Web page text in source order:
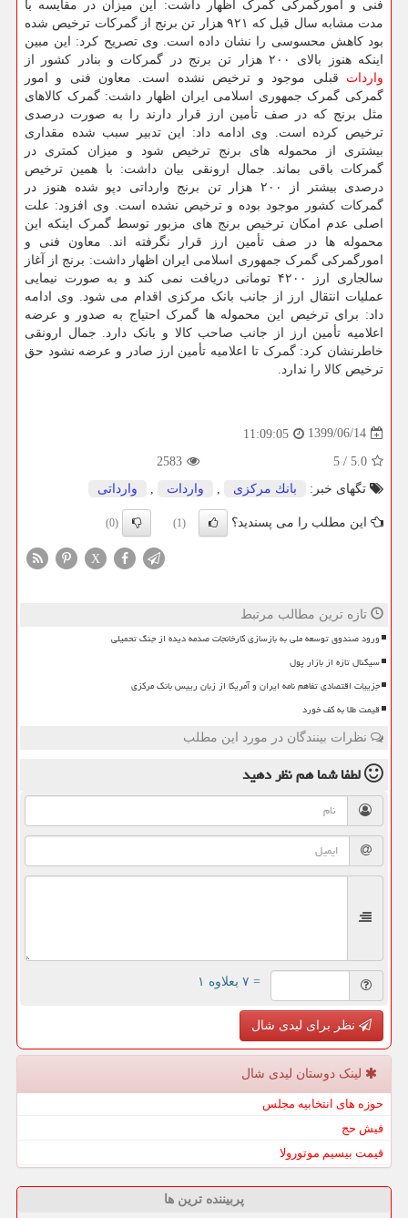
فنی و امورگمرکی گمرک اظهار داشت: این میزان در مقایسه با
مدت مشابه سال قبل که ۹۲۱ هزار تن برنج از گمرکات ترخیص شده
بود کاهش محسوسی را نشان داده است. وی تصریح کرد: این مبین
اینکه هنوز بالای ۲۰۰ هزار تن برنج در گمرکات و بنادر کشور از
واردات قبلی موجود و ترخیص نشده است. معاون فنی و امور
گمرکی گمرک جمهوری اسلامی ایران اظهار داشت: گمرک کالاهای
مثل برنج که در صف تأمین ارز قرار دارند را به صورت درصدی
ترخیص کرده است. وی ادامه داد: این تدبیر سبب شده مقداری
بیشتری از محموله های برنج ترخیص شود و میزان کمتری در
گمرکات باقی بماند. جمال ارونقی بیان داشت: با همین ترخیص
درصدی بیشتر از ۲۰۰ هزار تن برنج وارداتی دپو شده هنوز در
گمرکات کشور موجود بوده و ترخیص نشده است. وی افزود: علت
اصلی عدم امکان ترخیص برنج های مزبور توسط گمرک اینکه این
محموله ها در صف تأمین ارز قرار نگرفته اند. معاون فنی و
امورگمرکی گمرک جمهوری اسلامی ایران اظهار داشت: برنج از آغاز
سالجاری ارز ۴۲۰۰ تومانی دریافت نمی کند و به صورت نیمایی
عملیات انتقال ارز از جانب بانک مرکزی اقدام می شود. وی ادامه
داد: برای ترخیص این محموله ها گمرک احتیاج به صدور و عرضه
اعلامیه تأمین ارز از جانب صاحب کالا و بانک دارد. جمال ارونقی
خاطرنشان کرد: گمرک تا اعلامیه تأمین ارز صادر و عرضه نشود حق
ترخیص کالا را ندارد.
1399/06/14
11:09:05
5.0
/
5
2583
تگهای خبر:
بانك مركزی واردات وارداتی
این مطلب را می پسندید؟ (1)
(0)
X
تازه ترین مطالب مرتبط
ورود صندوق توسعه ملی به بازسازی کارخانجات صدمه دیده از جنگ تحمیلی
سیگنال تازه از بازار پول
جزییات اقتصادی تفاهم نامه ایران و آمریکا از زبان رییس بانک مرکزی
قیمت طلا به کف خورد
نظرات بینندگان در مورد این مطلب
لطفا شما همنظر دهید
= ۷ بعلاوه ۱
نظر برای لیدی شال
لینک دوستان لیدی شال
حوزه های انتخابیه مجلس
فیش حج
قیمت بیسیم موتورولا
پربیننده ترین ها